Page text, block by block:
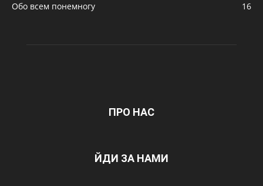
Обо всем понемногу
16
ПРО НАС
ЙДИ ЗА НАМИ